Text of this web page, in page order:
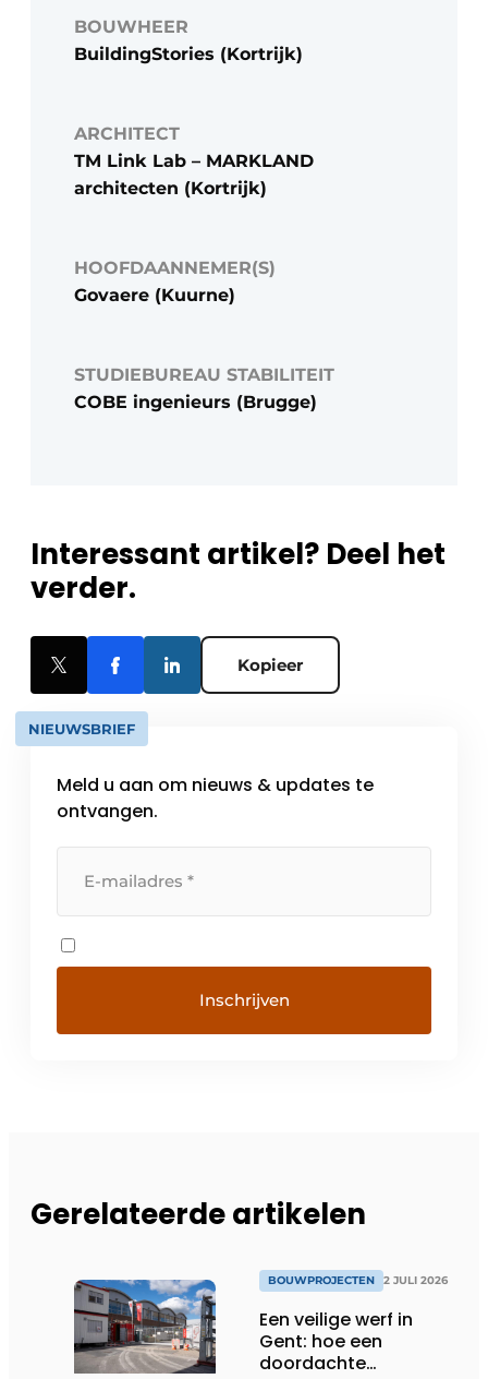
BOUWHEER
BuildingStories (Kortrijk)
ARCHITECT
TM Link Lab – MARKLAND
architecten (Kortrijk)
HOOFDAANNEMER(S)
Govaere (Kuurne)
STUDIEBUREAU STABILITEIT
COBE ingenieurs (Brugge)
Interessant artikel? Deel het
verder.
Kopieer
NIEUWSBRIEF
Meld u aan om nieuws & updates te
ontvangen.
Gerelateerde artikelen
BOUWPROJECTEN 2 JULI 2026
Een veilige werf in
Gent: hoe een
doordachte